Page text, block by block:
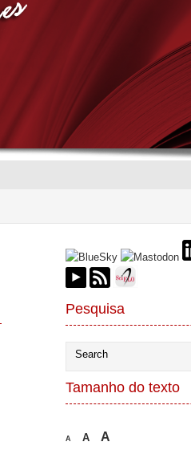
Pesquisa
Tamanho do texto
A A A